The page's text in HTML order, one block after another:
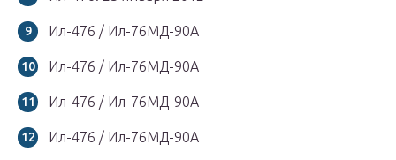
Ил-476 / Ил-76МД-90А
Ил-476 / Ил-76МД-90А
Ил-476 / Ил-76МД-90А
Ил-476 / Ил-76МД-90А